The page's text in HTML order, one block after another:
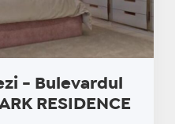
- Bulevardul
RESIDENCE